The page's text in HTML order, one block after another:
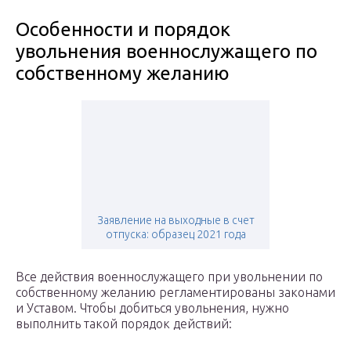
Особенности и порядок
увольнения военнослужащего по
собственному желанию
Заявление на выходные в счет
отпуска: образец 2021 года
Все действия военнослужащего при увольнении по
собственному желанию регламентированы законами
и Уставом. Чтобы добиться увольнения, нужно
выполнить такой порядок действий: